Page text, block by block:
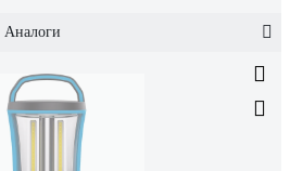
Аналоги